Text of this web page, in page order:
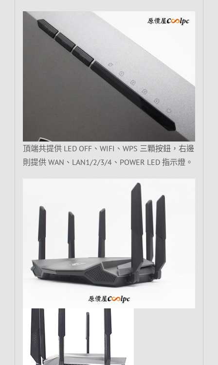
頂端共提供 LED OFF、WIFI、WPS 三顆按鈕，右邊
則提供 WAN、LAN1/2/3/4、POWER LED 指示燈。